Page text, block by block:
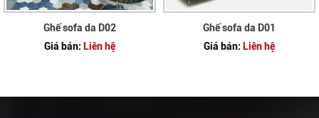
Ghế sofa da D02
Giá bán: Liên hệ
Ghế sofa da D01
Giá bán: Liên hệ